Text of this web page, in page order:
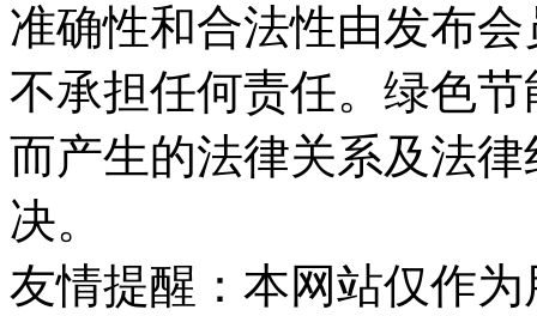
准确性和合法性由发布
不承担任何责任。绿色
而产生的法律关系及法
决。
友情提醒：本网站仅作